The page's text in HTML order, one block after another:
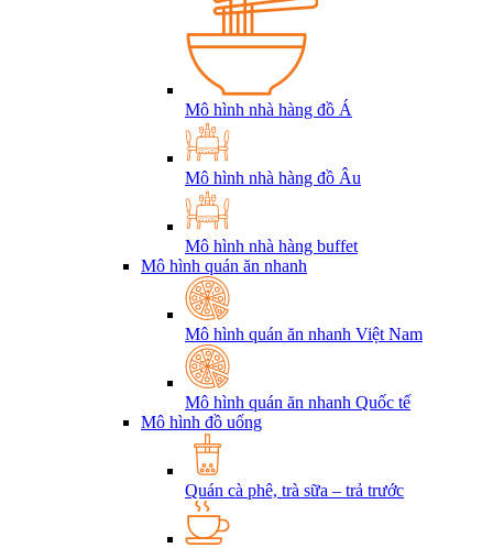
Mô hình nhà hàng đồ Á
Mô hình nhà hàng đồ Âu
Mô hình nhà hàng buffet
Mô hình quán ăn nhanh
Mô hình quán ăn nhanh Việt Nam
Mô hình quán ăn nhanh Quốc tế
Mô hình đồ uống
Quán cà phê, trà sữa – trả trước